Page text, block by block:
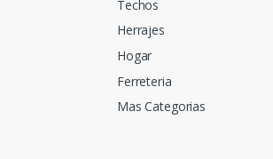
Techos
Herrajes
Hogar
Ferreteria
Mas Categorias